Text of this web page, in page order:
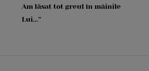
Am lăsat tot greul în mâinile
Lui...”